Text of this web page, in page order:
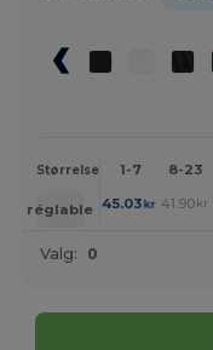
Størrelse 1-7 8-23
réglable 45.03kr 41.90 kr
Valg: 0